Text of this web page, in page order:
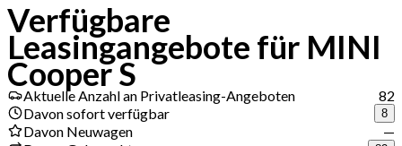
Verfügbare
Leasingangebote für MINI
Cooper S
Aktuelle Anzahl an Privatleasing-Angeboten
82
Davon sofort verfügbar
8
Davon Neuwagen
—